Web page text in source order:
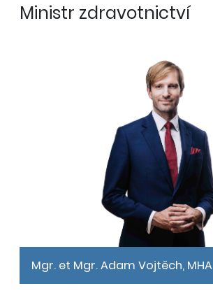
Ministr zdravotnictví
Mgr. et Mgr. Adam Vojtěch, MHA